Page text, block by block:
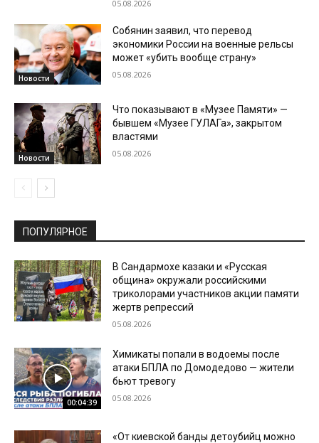
05.08.2026
Новости
Собянин заявил, что перевод
экономики России на военные рельсы
может «убить вообще страну»
05.08.2026
Новости
Что показывают в «Музее Памяти» —
бывшем «Музее ГУЛАГа», закрытом
властями
05.08.2026
ПОПУЛЯРНОЕ
В Сандармохе казаки и «Русская
община» окружали российскими
триколорами участников акции памяти
жертв репрессий
05.08.2026
00:04:39
Химикаты попали в водоемы после
атаки БПЛА по Домодедово — жители
бьют тревогу
05.08.2026
«От киевской банды детоубийц можно